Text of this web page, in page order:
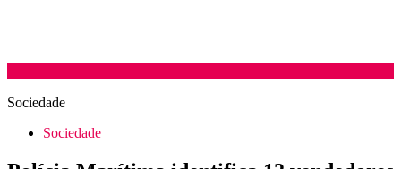
Sociedade
Sociedade